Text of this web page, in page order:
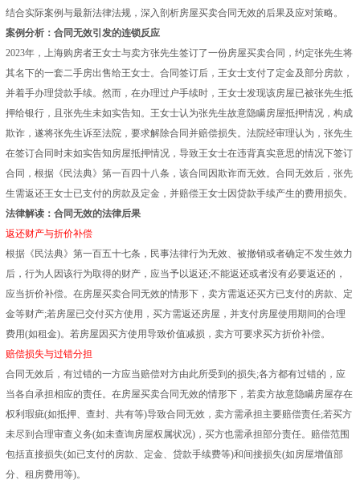
结合实际案例与最新法律法规，深入剖析房屋买卖合同无效的后果及应对策略。
案例分析：合同无效引发的连锁反应
2023年，上海购房者王女士与卖方张先生签订了一份房屋买卖合同，约定张先生将
其名下的一套二手房出售给王女士。合同签订后，王女士支付了定金及部分房款，
并着手办理贷款手续。然而，在办理过户手续时，王女士发现该房屋已被张先生抵
押给银行，且张先生未如实告知。王女士认为张先生故意隐瞒房屋抵押情况，构成
欺诈，遂将张先生诉至法院，要求解除合同并赔偿损失。法院经审理认为，张先生
在签订合同时未如实告知房屋抵押情况，导致王女士在违背真实意思的情况下签订
合同，根据《民法典》第一百四十八条，该合同因欺诈而无效。合同无效后，张先
生需返还王女士已支付的房款及定金，并赔偿王女士因贷款手续产生的费用损失。
法律解读：合同无效的法律后果
返还财产与折价补偿
根据《民法典》第一百五十七条，民事法律行为无效、被撤销或者确定不发生效力
后，行为人因该行为取得的财产，应当予以返还;不能返还或者没有必要返还的，
应当折价补偿。在房屋买卖合同无效的情形下，卖方需返还买方已支付的房款、定
金等财产;若房屋已交付买方使用，买方需返还房屋，并支付房屋使用期间的合理
费用(如租金)。若房屋因买方使用导致价值减损，卖方可要求买方折价补偿。
赔偿损失与过错分担
合同无效后，有过错的一方应当赔偿对方由此所受到的损失;各方都有过错的，应
当各自承担相应的责任。在房屋买卖合同无效的情形下，若卖方故意隐瞒房屋存在
权利瑕疵(如抵押、查封、共有等)导致合同无效，卖方需承担主要赔偿责任;若买方
未尽到合理审查义务(如未查询房屋权属状况)，买方也需承担部分责任。赔偿范围
包括直接损失(如已支付的房款、定金、贷款手续费等)和间接损失(如房屋增值部
分、租房费用等)。